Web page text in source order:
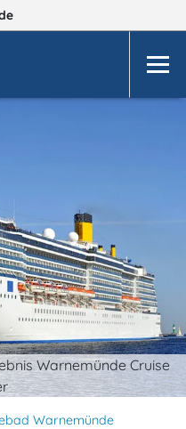
Warnemünde Cruise
Warnemünde